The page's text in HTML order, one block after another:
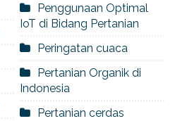
Penggunaan Optimal
IoT di Bidang Pertanian
Peringatan cuaca
Pertanian Organik di
Indonesia
Pertanian cerdas